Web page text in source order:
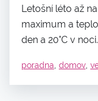
Letošní léto až
maximum a
den a 20°C v noci.
poradna, domov,